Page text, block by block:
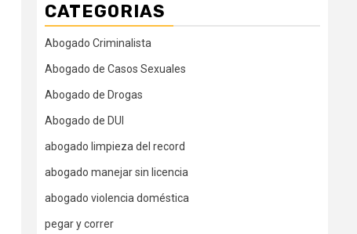
CATEGORIAS
Abogado Criminalista
Abogado de Casos Sexuales
Abogado de Drogas
Abogado de DUI
abogado limpieza del record
abogado manejar sin licencia
abogado violencia doméstica
pegar y correr